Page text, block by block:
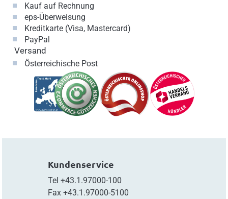
Kauf auf Rechnung
eps-Überweisung
Kreditkarte (Visa, Mastercard)
PayPal
Versand
Österreichische Post
Kundenservice
Tel +43.1.97000-100
Fax +43.1.97000-5100